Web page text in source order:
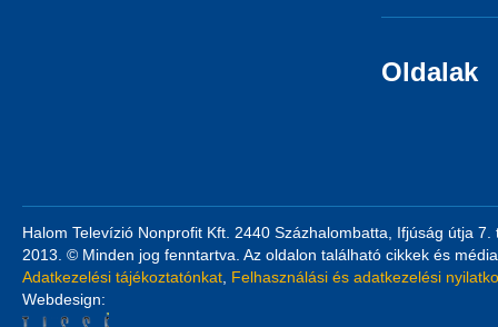
Oldalak
Halom Televízió Nonprofit Kft. 2440 Százhalombatta, Ifjúság útja
2013. © Minden jog fenntartva. Az oldalon található cikkek és
Adatkezelési tájékoztatónkat Felhasználási és adatkezelési
Webdesign: